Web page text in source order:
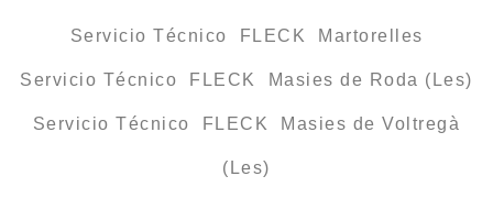
Servicio Técnico FLECK Martorelles
Servicio Técnico FLECK Masies de Roda (Les)
Servicio Técnico FLECK Masies de Voltregà
(Les)